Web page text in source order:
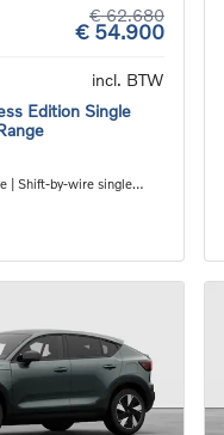
€ 62.680
€ 54.900
incl. BTW
Edition Single
| Shift-by-wire single